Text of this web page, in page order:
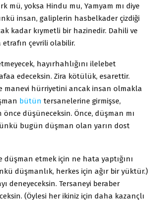
mü, yoksa Hindu mu, Yamyam mı diye
insan, galiplerin hasbelkader çizdiği
kadar kıymetli bir hazinedir. Dahili ve
çevrili olabilir.
hayırhahlığını ilelebet
edeceksin. Zira kötülük, esarettir.
manevi hürriyetini ancak insan olmakla
bütün tersanelerine girmişse,
önce düşüneceksin. Önce, düşman mı
bugün düşman olan yarın dost
etmek için ne hata yaptığını
düşmanlık, herkes için ağır bir yüktür.)
deneyeceksin. Tersaneyi beraber
(Öylesi her ikiniz için daha kazançlı